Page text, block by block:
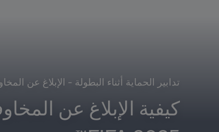
تدابير الحماية أثناء البطولة - الإبلاغ عن